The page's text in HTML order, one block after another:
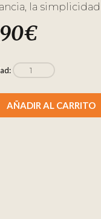
la simplicidad
€
AÑADIR AL CARRITO